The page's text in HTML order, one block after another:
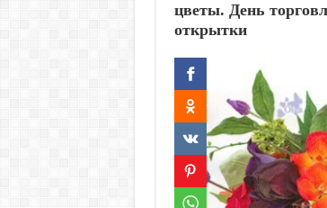
цветы. День
открытки